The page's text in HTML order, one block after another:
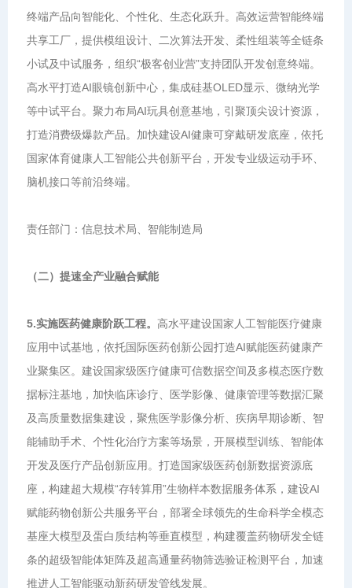
终端产品向智能化、个性化、生态化跃升。高效运营智能终端
共享工厂，提供模组设计、二次算法开发、柔性组装等全链条
小试及中试服务，组织“极客创业营”支持团队开发创意终端。
高水平打造AI眼镜创新中心，集成硅基OLED显示、微纳光学
等中试平台。聚力布局AI玩具创意基地，引聚顶尖设计资源，
打造消费级爆款产品。加快建设AI健康可穿戴研发底座，依托
国家体育健康人工智能公共创新平台，开发专业级运动手环、
脑机接口等前沿终端。
责任部门：信息技术局、智能制造局
（二）提速全产业融合赋能
5.实施医药健康阶跃工程。 高水平建设国家人工智能医疗健康
应用中试基地，依托国际医药创新公园打造AI赋能医药健康产
业聚集区。建设国家级医疗健康可信数据空间及多模态医疗数
据标注基地，加快临床诊疗、医学影像、健康管理等数据汇聚
及高质量数据集建设，聚焦医学影像分析、疾病早期诊断、智
能辅助手术、个性化治疗方案等场景，开展模型训练、智能体
开发及医疗产品创新应用。打造国家级医药创新数据资源底
座，构建超大规模“存转算用”生物样本数据服务体系，建设AI
赋能药物创新公共服务平台，部署全球领先的生命科学全模态
基座大模型及蛋白质结构等垂直模型，构建覆盖药物研发全链
条的超级智能体矩阵及超高通量药物筛选验证检测平台，加速
推进人工智能驱动新药研发管线发展。